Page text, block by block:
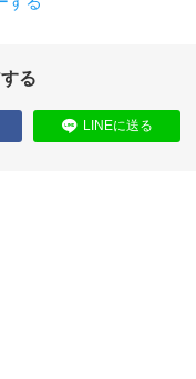
る
LINEに送る